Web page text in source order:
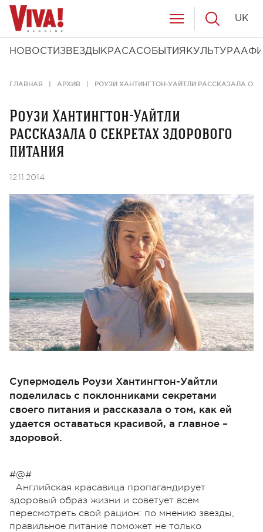
НОВОСТИ ЗВЕЗДЫ КРАСАСОБЫТИЯ КУЛЬТУРА
UK
ГЛАВНАЯ АРХИВ РОУЗИ ХАНТИНГТОН-УАЙТЛИ РАССКАЗАЛА О
Роузи Хантингтон-Уайтли
рассказала о секретах здорового
питания
12.11.2014
Супермодель Роузи Хантингтон-Уайтли
поделилась с поклонниками секретами
своего питания и рассказала о том, как ей
удается оставаться красивой, а главное –
здоровой.
#@#
Английская красавица пропагандирует
здоровый образ жизни и советует всем
пересмотреть свой рацион: по мнению звезды,
правильное питание поможет не только